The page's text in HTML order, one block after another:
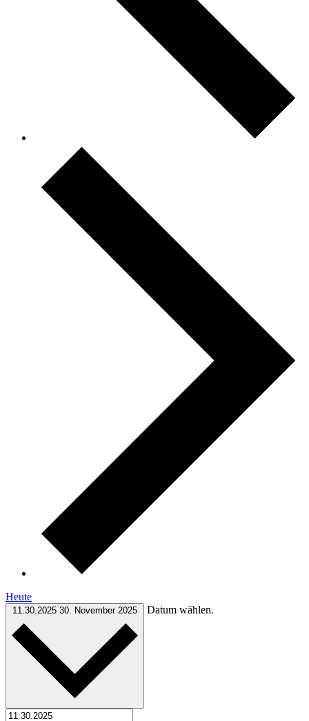
Heute
11.30.2025 30. November 2025 Datum wählen.